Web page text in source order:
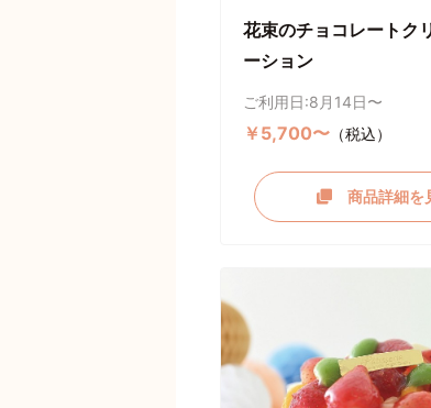
花束のチョコレートク
ーション
ご利用日:8月14日〜
￥5,700〜 （税込）
商品詳細を